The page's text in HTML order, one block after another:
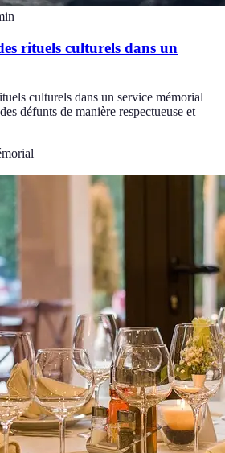
rituels culturels dans un
culturels dans un service mémorial
défunts de manière respectueuse et